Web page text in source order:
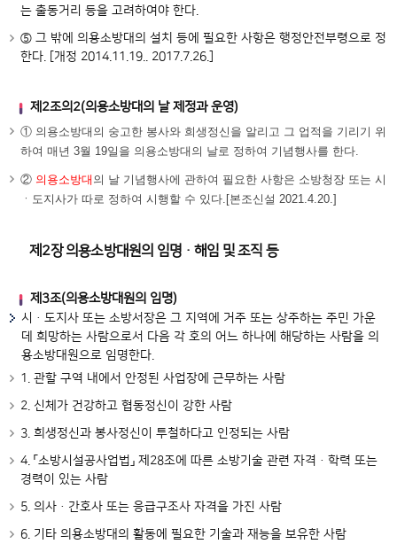
는 출동거리 등을 고려하여야 한다.
⑤ 그 밖에 의용소방대의 설치 등에 필요한 사항은 행정안전부령으로 정
한다. [개정 2014.11.19.. 2017.7.26.]
제2조의2(의용소방대의 날 제정과 운영)
① 의용소방대의 숭고한 봉사와 희생정신을 알리고 그 업적을 기리기 위
하여 매년 3월 19일을 의용소방대의 날로 정하여 기념행사를 한다.
② 의용소방대 의 날 기념행사에 관하여 필요한 사항은 소방청장 또는 시
ㆍ도지사가 따로 정하여 시행할 수 있다.[본조신설 2021.4.20.]
제2장 의용소방대원의 임명ㆍ해임 및 조직 등
제3조(의용소방대원의 임명)
시ㆍ도지사 또는 소방서장은 그 지역에 거주 또는 상주하는 주민 가운
데 희망하는 사람으로서 다음 각 호의 어느 하나에 해당하는 사람을 의
용소방대원으로 임명한다.
1. 관할 구역 내에서 안정된 사업장에 근무하는 사람
2. 신체가 건강하고 협동정신이 강한 사람
3. 희생정신과 봉사정신이 투철하다고 인정되는 사람
4. 「소방시설공사업법」 제28조에 따른 소방기술 관련 자격ㆍ학력 또는
경력이 있는 사람
5. 의사ㆍ간호사 또는 응급구조사 자격을 가진 사람
6. 기타 의용소방대의 활동에 필요한 기술과 재능을 보유한 사람